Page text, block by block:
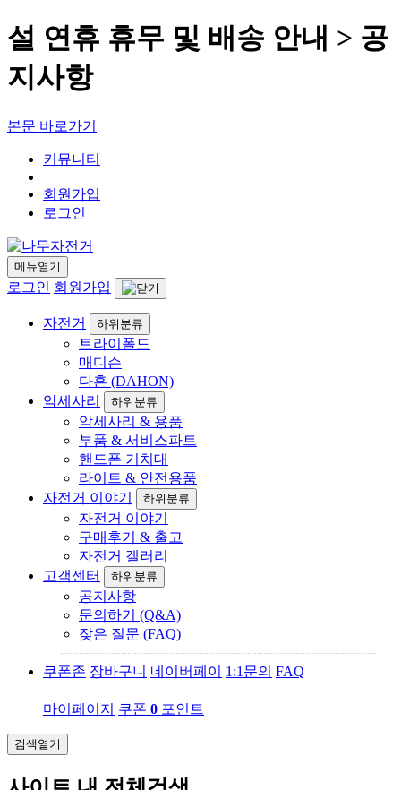
설 연휴 휴무 및 배송 안내 > 공
지사항
본문 바로가기
커뮤니티
회원가입
로그인
메뉴열기
로그인 회원가입
자전거 하위분류
트라이폴드
매디슨
다혼 (DAHON)
악세사리
하위분류
악세사리 & 용품
부품 & 서비스파트
핸드폰 거치대
라이트 & 안전용품
자전거 이야기
하위분류
자전거 이야기
구매후기 & 출고
자전거 겔러리
고객센터
하위분류
공지사항
문의하기 (Q&A)
잦은 질문 (FAQ)
쿠폰존 장바구니 네이버페이 1:1문의 FAQ
마이페이지 쿠폰 0 포인트
검색열기